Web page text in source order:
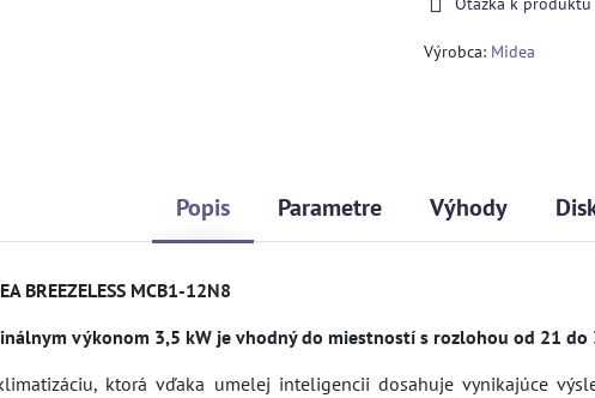
Výrobca: Midea
Popis Parametre Výhody
BREEZELESS MCB1-12N8
výkonom 3,5 kW je vhodný do miestností s rozlohou od 21 do
ktorá vďaka umelej inteligencii dosahuje vynikajúce